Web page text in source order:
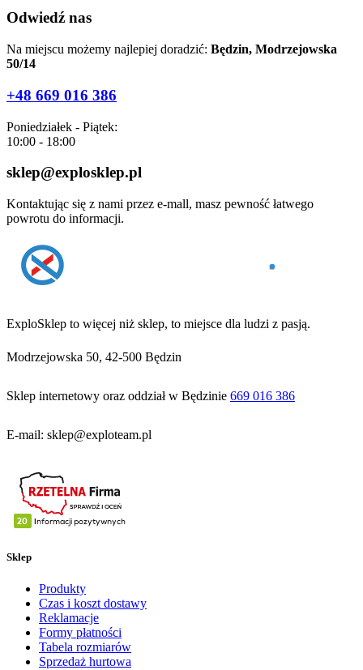
Odwiedź nas
Na miejscu możemy najlepiej doradzić: Będzin, Modrzejowska
50/14
+48 669 016 386
Poniedziałek - Piątek:
10:00 - 18:00
sklep@explosklep.pl
Kontaktując się z nami przez e-mall, masz pewność łatwego
powrotu do informacji.
ExploSklep to więcej niż sklep, to miejsce dla ludzi z pasją.
Modrzejowska 50, 42-500 Będzin
Sklep internetowy oraz oddział w Będzinie 669 016 386
E-mail: sklep@exploteam.pl
Sklep
Produkty
Czas i koszt dostawy
Reklamacje
Formy płatności
Tabela rozmiarów
Sprzedaż hurtowa